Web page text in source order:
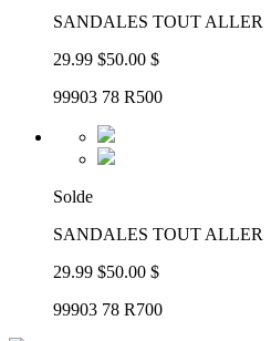
SANDALES TOUT ALLER
29.99 $50.00 $
99903 78 R500
Solde
SANDALES TOUT ALLER
29.99 $50.00 $
99903 78 R700